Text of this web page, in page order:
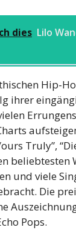
dies Lilo
Hip-
ihrer
Truly”,
beliebtesten
und viele
Die
Pops.